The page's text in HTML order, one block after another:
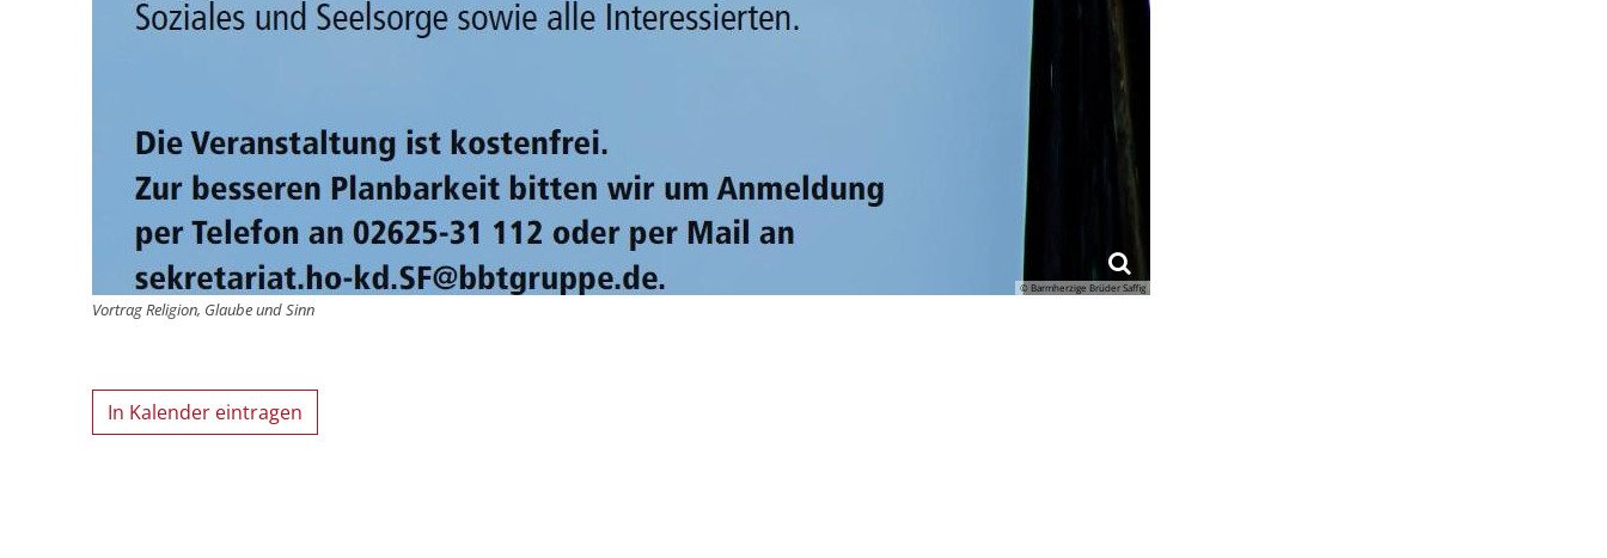
© Barmherzige Brüder Saffig
Vortrag Religion, Glaube und Sinn
In Kalender eintragen